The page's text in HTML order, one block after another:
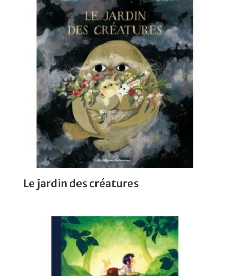
Le jardin des créatures